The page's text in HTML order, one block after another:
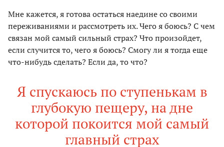
Мне кажется, я готова остаться наедине со своими
переживаниями и рассмотреть их. Чего я боюсь? С чем
связан мой самый сильный страх? Что произойдет,
если случится то, чего я боюсь? Смогу ли я тогда еще
что-нибудь сделать? Если да, то что?
Я спускаюсь по ступенькам в
глубокую пещеру, на дне
которой покоится мой самый
главный страх